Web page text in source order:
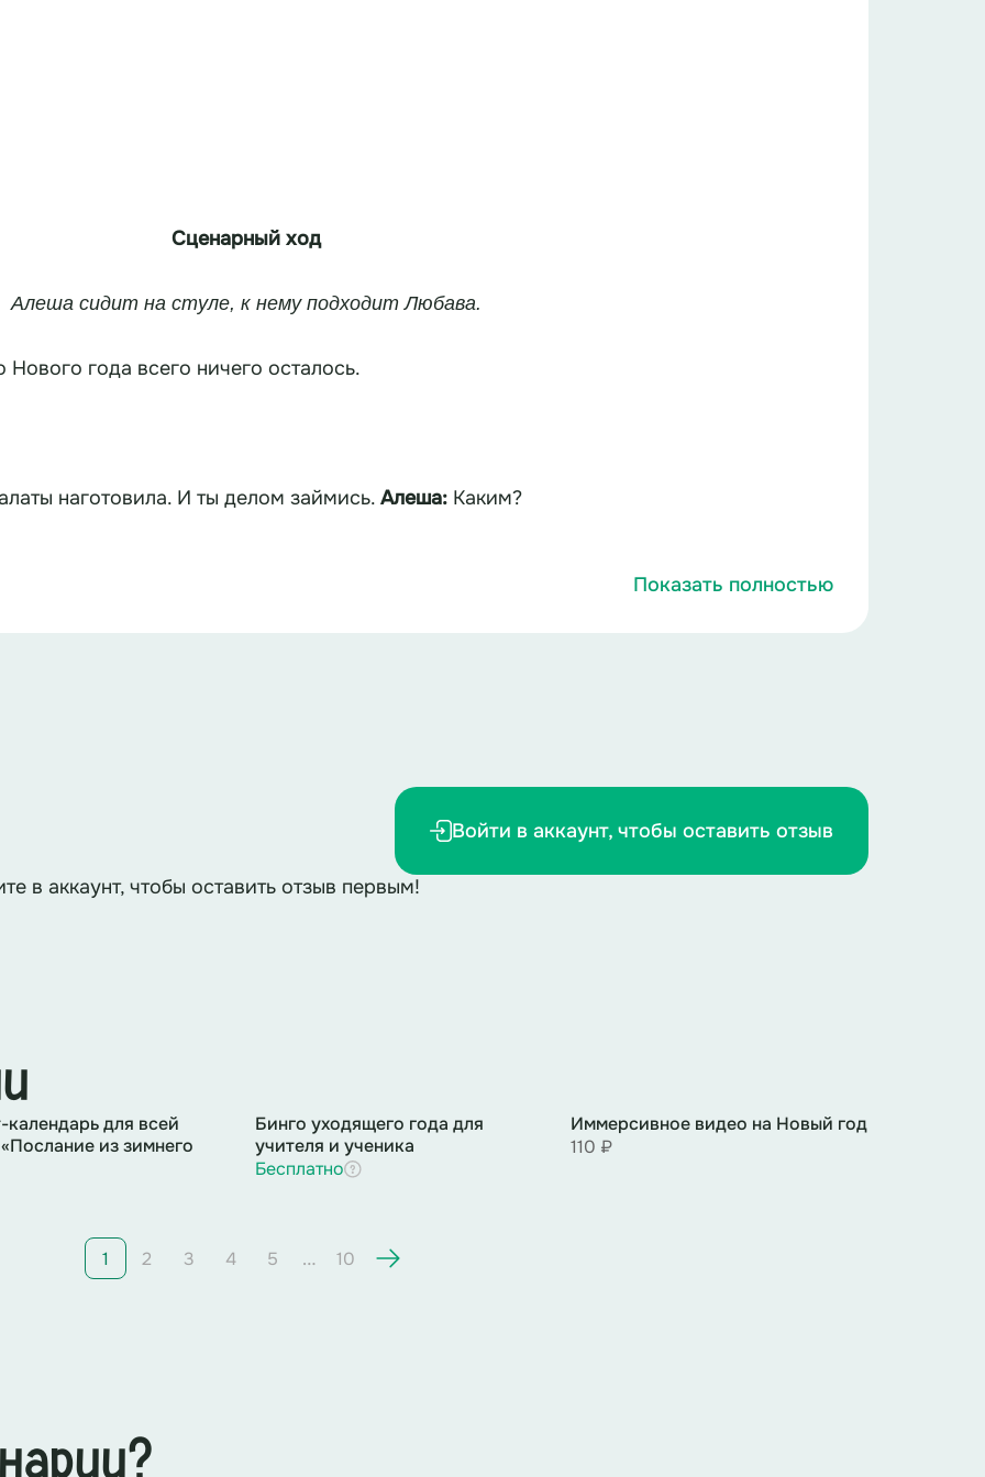
Сценарный ход
Алеша сидит на стуле, к нему подходит Любава.
Алеша, ты чего сидишь? До Нового года всего ничего осталось.
и дом прибрала, и салаты наготовила. И ты делом займись. Алеша: Каким?
Игротанец
Все танцуют
Показать полностью
Войти в аккаунт, чтобы оставить отзыв
в аккаунт, чтобы оставить отзыв первым!
календарь для всей
из зимнего
Бинго уходящего года для
учителя и ученика
Бесплатно
Иммерсивное видео на Новый год
110 ₽
1 2 3 4 5 … 10